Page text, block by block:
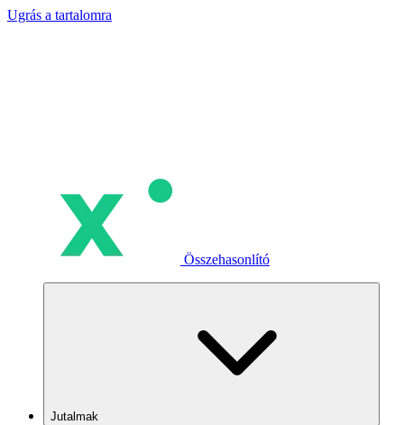
Ugrás a tartalomra
Összehasonlító
Jutalmak